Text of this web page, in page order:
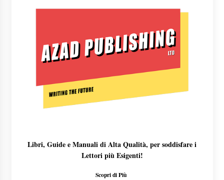
Libri, Guide e Manuali di Alta Qualità, per soddisfare i
Lettori più Esigenti!
Scopri di Più